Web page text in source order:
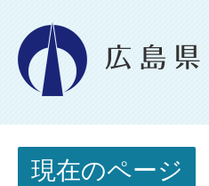
現在のページ